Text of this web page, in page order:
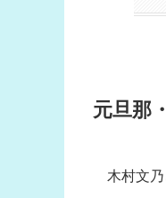
元旦那
木村文